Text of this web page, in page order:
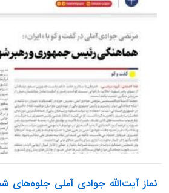
نماز آیت‌الله جوادی آملی